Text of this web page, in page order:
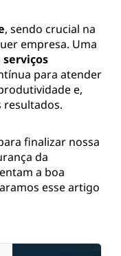
, sendo crucial na
empresa. Uma
serviços
para atender
e,
resultados.
finalizar nossa
da
a boa
esse artigo